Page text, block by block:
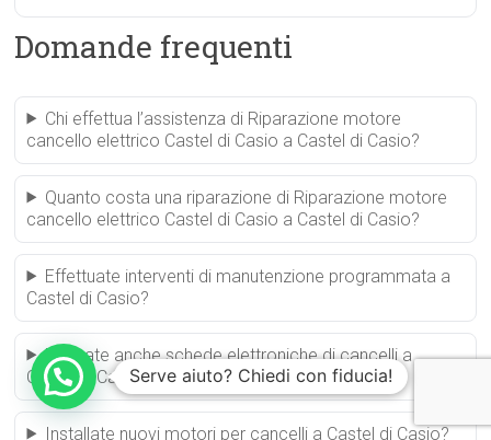
Domande frequenti
Chi effettua l’assistenza di Riparazione motore
cancello elettrico Castel di Casio a Castel di Casio?
Quanto costa una riparazione di Riparazione motore
cancello elettrico Castel di Casio a Castel di Casio?
Effettuate interventi di manutenzione programmata a
Castel di Casio?
Riparate anche schede elettroniche di cancelli a
Castel di Casio?
Installate nuovi motori per cancelli a Castel di Casio?
Serve aiuto? Chiedi con fiducia!